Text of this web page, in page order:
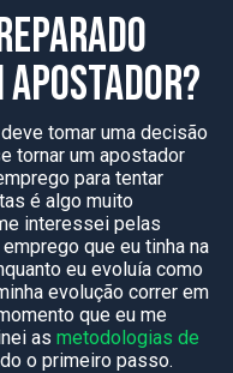
tomar uma decisão
tornar um apostador
para tentar
é algo muito
interessei pelas
que eu tinha na
eu evoluía como
evolução correr em
que eu me
as metodologias de
o primeiro passo.